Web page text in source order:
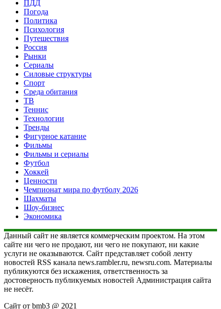
ПДД
Погода
Политика
Психология
Путешествия
Россия
Рынки
Сериалы
Силовые структуры
Спорт
Среда обитания
ТВ
Теннис
Технологии
Тренды
Фигурное катание
Фильмы
Фильмы и сериалы
Футбол
Хоккей
Ценности
Чемпионат мира по футболу 2026
Шахматы
Шоу-бизнес
Экономика
Данный сайт не является коммерческим проектом. На этом
сайте ни чего не продают, ни чего не покупают, ни какие
услуги не оказываются. Сайт представляет собой ленту
новостей RSS канала news.rambler.ru, newsru.com. Материалы
публикуются без искажения, ответственность за
достоверность публикуемых новостей Администрация сайта
не несёт.
Сайт от bmb3 @ 2021